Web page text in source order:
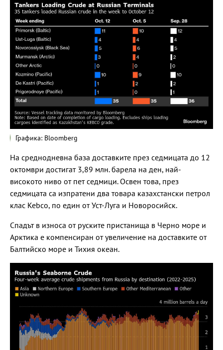
Графика: Bloomberg
На среднодневна база доставките през седмицата до 12
октомври достигат 3,89 млн. барела на ден, най-
високото ниво от пет седмици. Освен това, през
седмицата са изпратени два товара казахстански петрол
клас Kebco, по един от Уст-Луга и Новоросийск.
Спадът в износа от руските пристанища в Черно море и
Арктика е компенсиран от увеличение на доставките от
Балтийско море и Тихия океан.